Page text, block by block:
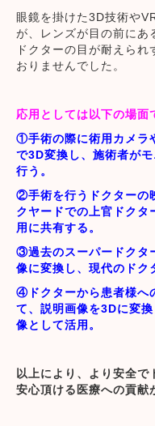
眼鏡を掛けた3D技術や
が、レンズが目の前にあ
ドクターの目が耐えら
おりませんでした。
応用としては以下の場面
①手術の際に術用カメラ
で3D変換し、施術者が
行う。
②手術を行うドクターの
クヤードでの上官ドクタ
用に共有する。
③過去のスーパードクタ
像に変換し、現代のドク
④ドクターから患者様へ
て、説明画像を3Dに変
像として活用。
以上により、より安全
安心頂ける医療への貢献